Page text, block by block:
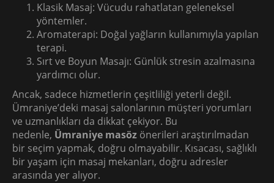
Klasik Masaj: Vücudu rahatlatan geleneksel
yöntemler.
Aromaterapi: Doğal yağların kullanımıyla yapılan
terapi.
Sırt ve Boyun Masajı: Günlük stresin azalmasına
yardımcı olur.
Ancak, sadece hizmetlerin çeşitliliği yeterli değil.
Ümraniye’deki masaj salonlarının müşteri yorumları
ve uzmanlıkları da dikkat çekiyor. Bu
nedenle, Ümraniye masöz önerileri araştırılmadan
bir seçim yapmak, doğru olmayabilir. Kısacası, sağlıklı
bir yaşam için masaj mekanları, doğru adresler
arasında yer alıyor.